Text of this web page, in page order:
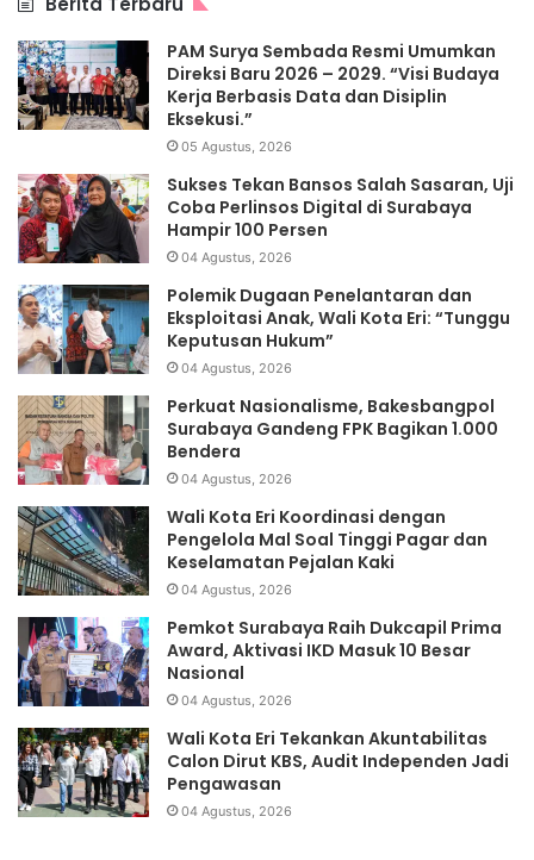
PAM Surya Sembada Resmi Umumkan
Direksi Baru 2026 – 2029. “Visi Budaya
Kerja Berbasis Data dan Disiplin
Eksekusi.”
05 Agustus, 2026
Sukses Tekan Bansos Salah Sasaran, Uji
Coba Perlinsos Digital di Surabaya
Hampir 100 Persen
04 Agustus, 2026
Polemik Dugaan Penelantaran dan
Eksploitasi Anak, Wali Kota Eri: “Tunggu
Keputusan Hukum”
04 Agustus, 2026
Perkuat Nasionalisme, Bakesbangpol
Surabaya Gandeng FPK Bagikan 1.000
Bendera
04 Agustus, 2026
Wali Kota Eri Koordinasi dengan
Pengelola Mal Soal Tinggi Pagar dan
Keselamatan Pejalan Kaki
04 Agustus, 2026
Pemkot Surabaya Raih Dukcapil Prima
Award, Aktivasi IKD Masuk 10 Besar
Nasional
04 Agustus, 2026
Wali Kota Eri Tekankan Akuntabilitas
Calon Dirut KBS, Audit Independen Jadi
Pengawasan
04 Agustus, 2026